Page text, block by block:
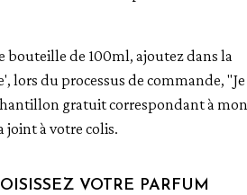
bouteille de 100ml, ajoutez dans la
lors du processus de commande, "Je
gratuit correspondant à mon
joint à votre colis.
VOTRE PARFUM